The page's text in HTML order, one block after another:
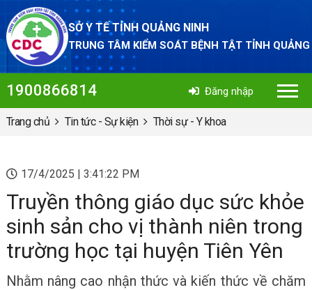
SỞ Y TẾ TỈNH QUẢNG NINH
TRUNG TÂM KIỂM SOÁT BỆNH TẬT TỈNH
Đăng nhập
1900866814
Trang chủ Tin tức - Sự kiện Thời sự - Y khoa
17/4/2025 | 3:41:22 PM
Truyền thông giáo dục sức khỏe
sinh sản cho vị thành niên trong
trường học tại huyện Tiên Yên
Nhằm nâng cao nhận thức và kiến thức về chăm